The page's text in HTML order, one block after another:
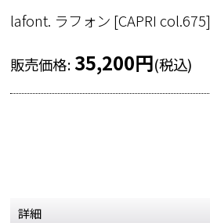
lafont. ラフォン [CAPRI col.675]
販売価格: 35,200円(税込)
詳細